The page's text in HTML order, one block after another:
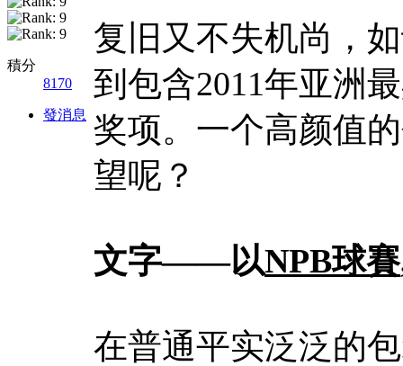
積分
8170
發消息
复旧又不失机尚，
到包含2011年亚洲
奖项。一个高颜值
望呢？
文字——以NPB球賽
在普通平实泛泛的